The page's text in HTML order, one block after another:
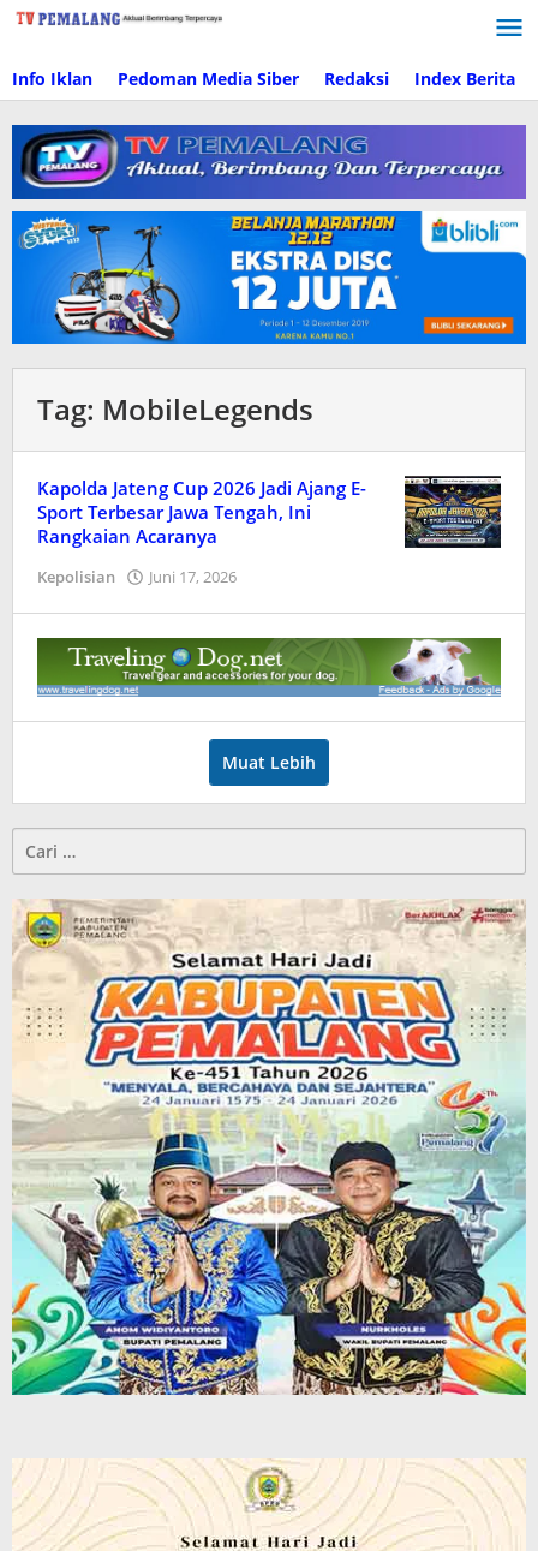
Lewati
Info Iklan Pedoman Media Siber Redaksi Index Berita
Tag: MobileLegends
Kapolda Jateng Cup 2026 Jadi Ajang E-
Sport Terbesar Jawa Tengah, Ini
Rangkaian Acaranya
Kepolisian Juni 17, 2026
Muat Lebih
Cari